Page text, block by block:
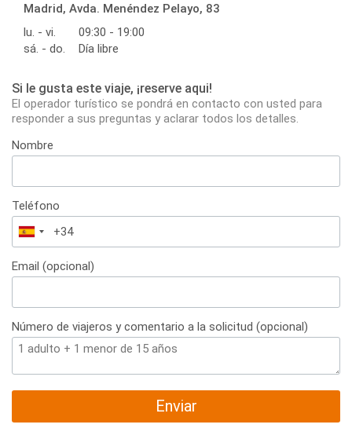
Madrid, Avda. Menéndez Pelayo, 83
lu. - vi.
09:30 - 19:00
sá. - do.
Día libre
Si le gusta este viaje, ¡reserve aqui!
El operador turístico se pondrá en contacto con usted para
responder a sus preguntas y aclarar todos los detalles.
Nombre
Teléfono
España
+34
Email (opcional)
Número de viajeros y comentario a la solicitud (opcional)
Enviar